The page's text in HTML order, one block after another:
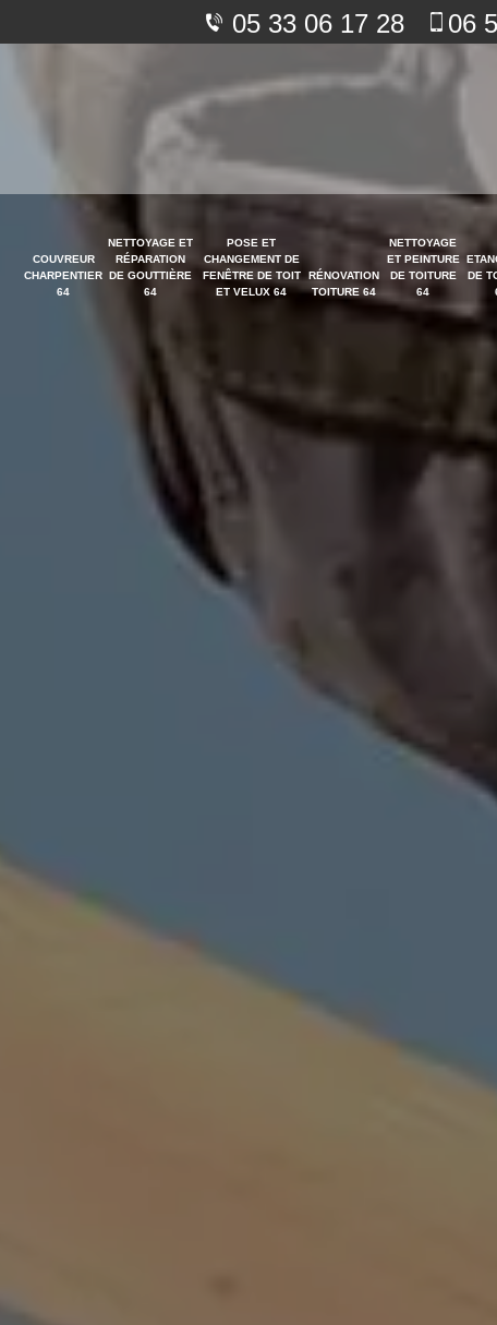
05 33 06 17 28 06
COUVREUR
CHARPENTIER
64
NETTOYAGE ET
RÉPARATION
DE GOUTTIÈRE
64
POSE ET
CHANGEMENT DE
FENÊTRE DE TOIT
ET VELUX 64
RÉNOVATION
TOITURE 64
NETTOYAGE
ET PEINTURE
DE TOITURE
64
DE